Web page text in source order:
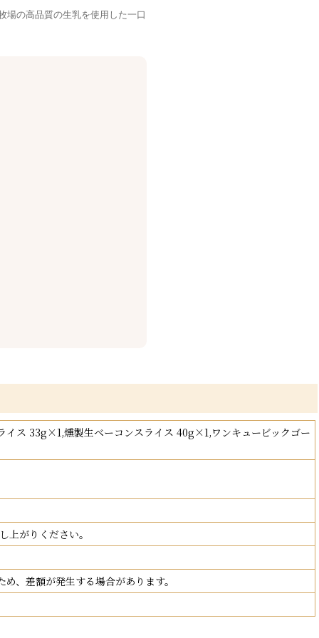
場の高品質の生乳を使用した一口
ス 33g×1,燻製生ベーコンスライス 40g×1,ワンキュービックゴー
がりください。
、差額が発生する場合があります。